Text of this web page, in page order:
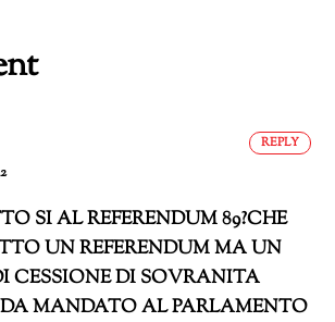
SI AL REFERENDUM 89?CHE
UN REFERENDUM MA UN
CESSIONE DI SOVRANITA
MANDATO AL PARLAMENTO
REPLY